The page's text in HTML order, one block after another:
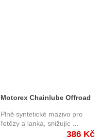
Motorex Chainlube Offroad
500ml
Plně syntetické mazivo pro
řetězy a lanka, snižujíc
386 Kč